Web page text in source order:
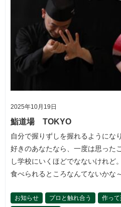
2025年10月19日
鮨道場 TOKYO
自分で握りずしを握れるようにな
好きのあなたなら、一度は思った
し学校にいくほどでなないけれど
食べられるところなんてないかな
お知らせ プロと触れ合う 作っ